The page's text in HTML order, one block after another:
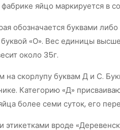
яйцо маркируется в
обозначается буквами
«О». Вес единицы
около 35г.
скорлупу буквам Д и С.
Категорию «Д»
более семи суток, его
вроде